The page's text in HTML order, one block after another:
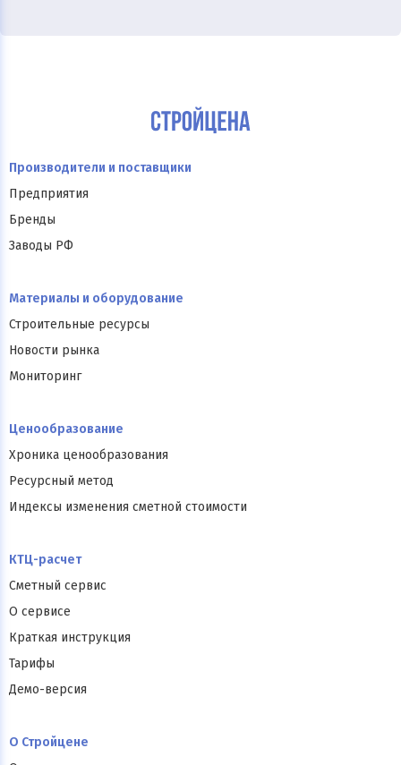
Производители и поставщики
Предприятия
Бренды
Заводы РФ
Материалы и оборудование
Строительные ресурсы
Новости рынка
Мониторинг
Ценообразование
Хроника ценообразования
Ресурсный метод
Индексы изменения сметной стоимости
КТЦ-расчет
Сметный сервис
О сервисе
Краткая инструкция
Тарифы
Демо-версия
О Стройцене